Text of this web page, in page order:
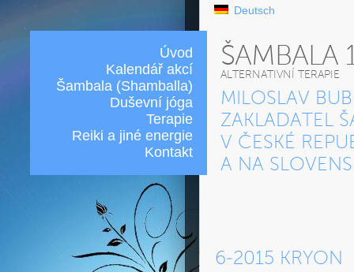
Úvod
Kalendář akcí
Šambala (Shamballa)
Duševní jóga
Terapie
Reiki a jiné energie
Kontakt
Deutsch
ŠAMBALA
ALTERNATIVNÍ TERAPIE
MILOSLAV
ZAKLADATEL
V ČESKÉ
A NA
6-2015 KRYON